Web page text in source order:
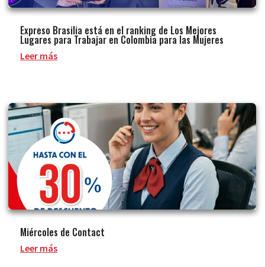
Expreso Brasilia está en el ranking de Los Mejores
Lugares para Trabajar en Colombia para las Mujeres
Leer más
Miércoles de Contact
Leer más